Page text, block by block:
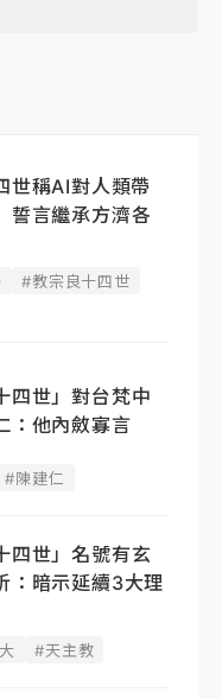
世稱AI對人類帶
言繼承方濟各
#教宗良十四世
四世」對台梵中
他內斂寡言
#陳建仁
四世」名號有玄
暗示延續3大理
#天主教